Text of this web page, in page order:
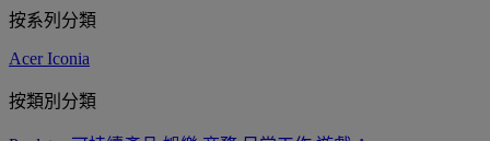
按系列分類
Acer Iconia
按類別分類